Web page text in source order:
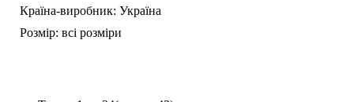
Країна-виробник: Україна
Розмір: всі розміри